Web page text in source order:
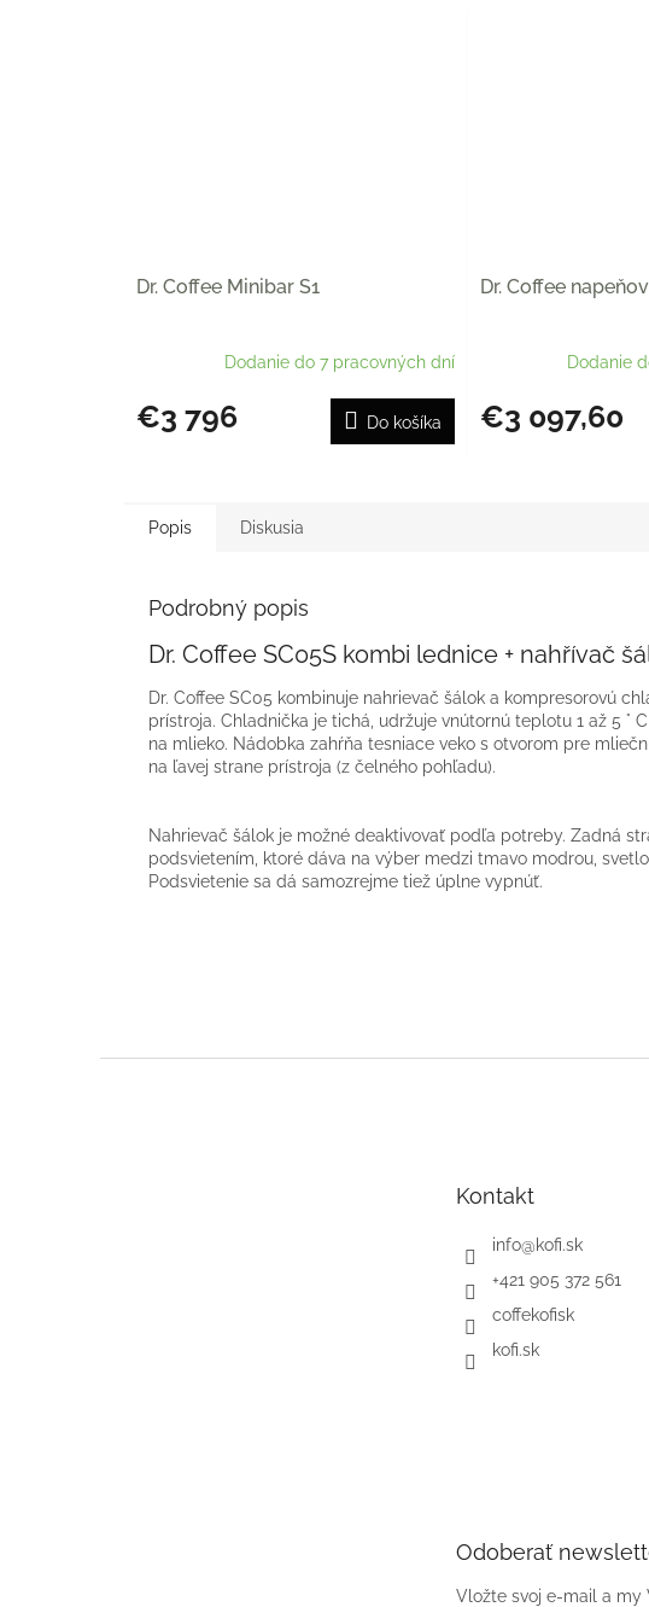
Dr. Coffee Minibar S1
Dodanie do 7 pracovných dní
€3 796 Do košíka
Dr. Coffee
Dodanie
€3 097,60
Popis Diskusia
Podrobný popis
Dr. Coffee SC05S kombi lednice + nahřívač
Dr. Coffee SC05 kombinuje nahrievač šálok a kompresorovú
prístroja. Chladnička je tichá, udržuje vnútornú teplotu 1 až 5 °
na mlieko. Nádobka zahŕňa tesniace veko s otvorom pre
na ľavej strane prístroja (z čelného pohľadu).
Nahrievač šálok je možné deaktivovať podľa potreby. Zadná
podsvietením, ktoré dáva na výber medzi tmavo modrou,
Podsvietenie sa dá samozrejme tiež úplne vypnúť.
Kontakt
info@kofi.sk
+421 905 372 561
coffekofisk
kofi.sk
Odoberať
Vložte svoj e-mail a my